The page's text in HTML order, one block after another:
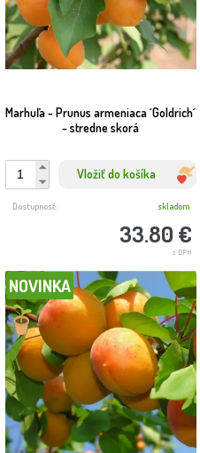
Marhuľa - Prunus armeniaca ´Goldrich´
- stredne skorá
Vložiť do košíka
33.80 €
s DPH
Dostupnosť: skladom
NOVINKA